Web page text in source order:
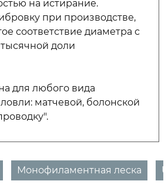
на истирание.
при производстве,
соответствие диаметра с
доли
для любого вида
матчевой, болонской
Монофиламентная леска